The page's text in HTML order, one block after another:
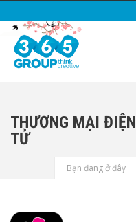
THƯƠNG MẠI ĐIỆN
TỬ
Bạn đang ở đây